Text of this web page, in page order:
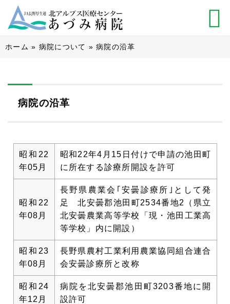
ホーム » 病院について »病院の沿革
病院の沿革
昭和22
年05月
昭和22年4月15日付けで申請の池田町
に所在する診療所開設を許可
昭和22
年08月
長野県農業会｢安曇診療所｣として発
足 北安曇郡池田町2534番地2（県立
北安曇農業高等学校「現・池田工業高
等学校」内に開設）
昭和23
年08月
長野県農村工業利用農業協同組合連合
会安曇診療所と改称
昭和24
年12月
病院を北安曇郡池田町3203番地に開
設許可